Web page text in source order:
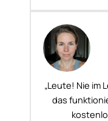
„Leute! Nie im
das